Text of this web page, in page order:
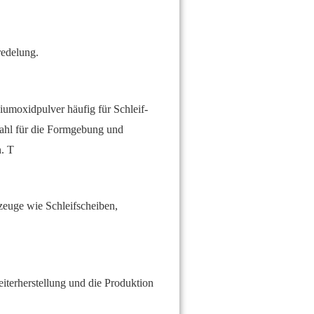
häufig für Schleif-
für die Formgebung und
T
wie Schleifscheiben,
und die Produktion